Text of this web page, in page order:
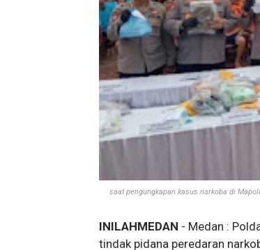
saat pengungkapan kasus narkoba di
INILAHMEDAN - Medan :
tindak pidana peredaran